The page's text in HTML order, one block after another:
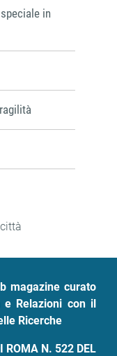
in
magazine curato
e Relazioni con il
Ricerche
ROMA N. 522 DEL